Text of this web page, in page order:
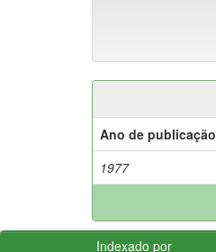
Ano de publicação
1977
Indexado por